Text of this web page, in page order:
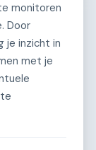
monitoren
Door
je inzicht in
met je